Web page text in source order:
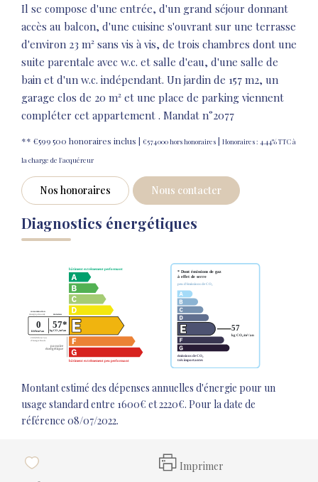
Il se compose d'une entrée, d'un grand séjour donnant
accès au balcon, d'une cuisine s'ouvrant sur une terrasse
d'environ 23 m² sans vis à vis, de trois chambres dont une
suite parentale avec w.c. et salle d'eau, d'une salle de
bain et d'un w.c. indépendant. Un jardin de 157 m2, un
garage clos de 20 m² et une place de parking viennent
compléter cet appartement . Mandat n°2077
** €599 500 honoraires inclus | €574 000hors honoraires | Honoraires : 4.44% TTC à
la charge de l'acquéreur
Nos honoraires Nous contacter
Diagnostics énergétiques
Montant estimé des dépenses annuelles d'énergie pour un
usage standard entre 1600€ et 2220€. Pour la date de
référence 08/07/2022.
Imprimer